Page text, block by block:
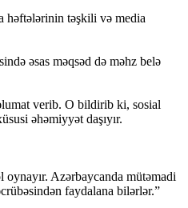
həftələrinin təşkili və media
əsas məqsəd də məhz belə
verib. O bildirib ki, sosial
əhəmiyyət daşıyır.
Azərbaycanda mütəmadi
faydalana bilərlər.”